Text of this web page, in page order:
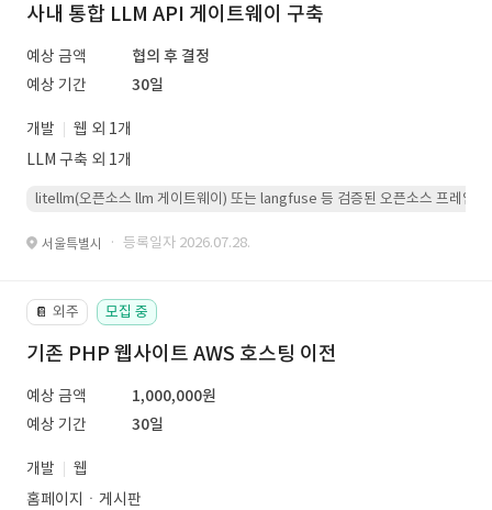
사내 통합 LLM API 게이트웨이 구축
예상 금액
협의 후 결정
예상 기간
30일
개발
웹 외 1개
LLM 구축 외 1개
litellm(오픈소스 llm 게이트웨이) 또는 langfuse 등 검증된 오픈소스 프레임워
서울특별시 · 등록일자 2026.07.28.
📔 외주 모집 중
기존 PHP 웹사이트 AWS 호스팅 이전
예상 금액
1,000,000원
예상 기간
30일
개발
웹
홈페이지ㆍ게시판